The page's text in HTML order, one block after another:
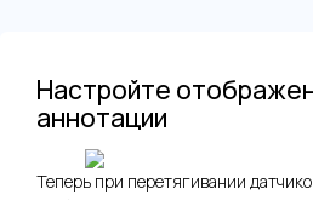
Настройте
аннотации
Теперь при перетягивании